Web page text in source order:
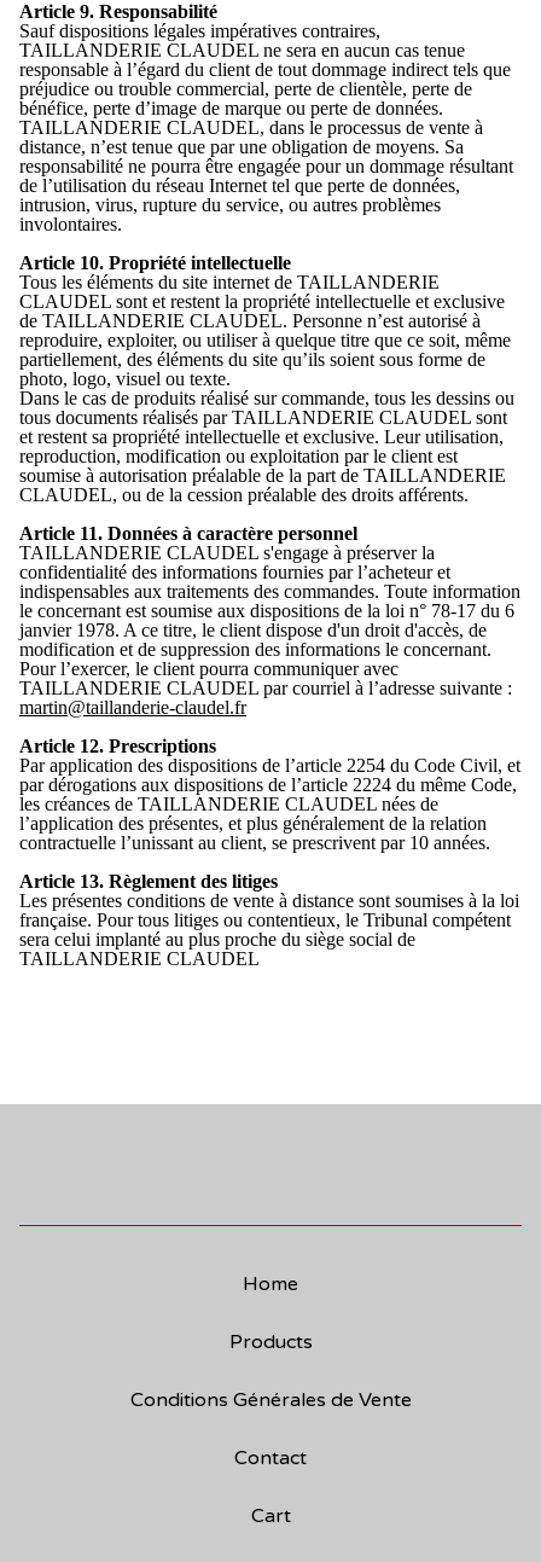
Article 9. Responsabilité
Sauf dispositions légales impératives contraires,
TAILLANDERIE CLAUDEL ne sera en aucun cas tenue
responsable à l’égard du client de tout dommage indirect tels que
préjudice ou trouble commercial, perte de clientèle, perte de
bénéfice, perte d’image de marque ou perte de données.
TAILLANDERIE CLAUDEL, dans le processus de vente à
distance, n’est tenue que par une obligation de moyens. Sa
responsabilité ne pourra être engagée pour un dommage résultant
de l’utilisation du réseau Internet tel que perte de données,
intrusion, virus, rupture du service, ou autres problèmes
involontaires.
Article 10. Propriété intellectuelle
Tous les éléments du site internet de TAILLANDERIE
CLAUDEL sont et restent la propriété intellectuelle et exclusive
de TAILLANDERIE CLAUDEL. Personne n’est autorisé à
reproduire, exploiter, ou utiliser à quelque titre que ce soit, même
partiellement, des éléments du site qu’ils soient sous forme de
photo, logo, visuel ou texte.
Dans le cas de produits réalisé sur commande, tous les dessins ou
tous documents réalisés par TAILLANDERIE CLAUDEL sont
et restent sa propriété intellectuelle et exclusive. Leur utilisation,
reproduction, modification ou exploitation par le client est
soumise à autorisation préalable de la part de TAILLANDERIE
CLAUDEL, ou de la cession préalable des droits afférents.
Article 11. Données à caractère personnel
TAILLANDERIE CLAUDEL s'engage à préserver la
confidentialité des informations fournies par l’acheteur et
indispensables aux traitements des commandes. Toute information
le concernant est soumise aux dispositions de la loi n° 78-17 du 6
janvier 1978. A ce titre, le client dispose d'un droit d'accès, de
modification et de suppression des informations le concernant.
Pour l’exercer, le client pourra communiquer avec
TAILLANDERIE CLAUDEL par courriel à l’adresse suivante :
martin@taillanderie-claudel.fr
Article 12. Prescriptions
Par application des dispositions de l’article 2254 du Code Civil, et
par dérogations aux dispositions de l’article 2224 du même Code,
les créances de TAILLANDERIE CLAUDEL nées de
l’application des présentes, et plus généralement de la relation
contractuelle l’unissant au client, se prescrivent par 10 années.
Article 13. Règlement des litiges
Les présentes conditions de vente à distance sont soumises à la loi
française. Pour tous litiges ou contentieux, le Tribunal compétent
sera celui implanté au plus proche du siège social de
TAILLANDERIE CLAUDEL
Home
Products
Conditions Générales de Vente
Contact
Cart